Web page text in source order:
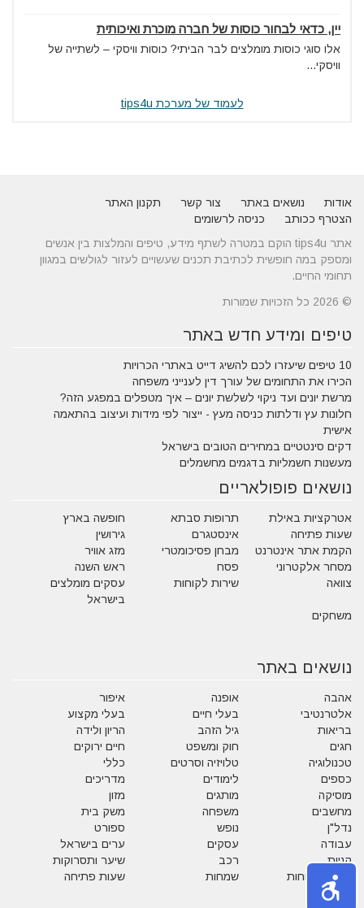
יין, כדאי לבחור כוסות של חברה מוכרת ואיכותית
אלו סוגי כוסות מומלצים לבר הביתי? כוסות וויסקי – לשתייה של
וויסקי...
לעמוד של מערכת tips4u
אודות נושאים באתר צור קשר
תקנון האתר
הצטרף ככותב
כניסה לרשומים
אתר tips4u הוקם במטרה לשתף מידע, טיפים והמלצות בין אנשים
ומספק במה חופשית לכתיבת תכנים שעשויים לעזור לגולשים במגוון
תחומי החיים.
© 2026 כל הזכויות שמורות
טיפים ומידע חדש באתר
10 טיפים שיעזרו לכם להשיג דייט באתרי הכרויות
הכירו את התחומים של עורך דין לענייני משפחה
מרשת יונים ועד ניקוי לשלשת יונים – איך מטפלים במפגע הזה?
חלונות עץ ודלתות כניסה מעץ - ייצור לפי מידות ועיצוב בהתאמה
אישית
דקים סינטטיים במחירים הטובים בישראל
מעשנות חשמליות בדגמים מחשמלים
נושאים פופולאריים
אטרקציות באילת תרופות סבתא
חופשה בארץ
שעות פתיחה
אינסטגרם
גירושין
הקמת אתר אינטרנט
מבחן פסיכומטרי
מזג אוויר
מסחר אלקטרוני
פסח
ראש השנה
צוואה
שירות לקוחות
עסקים מומלצים
בישראל
משחקים
נושאים באתר
אהבה אופנה
איפור
אלטרנטיבי
בעלי חיים
בעלי מקצוע
בריאות
גיל הזהב
הריון ולידה
חגים
חוק ומשפט
חיים ירוקים
טכנולוגיה
טלויזיה וסרטים
כללי
כספים
לימודים
מדריכים
מוסיקה
מותגים
מזון
מחשבים
משפחה
משק בית
נדל"ן
נופש
ספורט
עבודה
עסקים
ערים בישראל
קניות
רכב
שיער ותסרוקות
שירות לקוחות
שמחות
שעות פתיחה
תזונה